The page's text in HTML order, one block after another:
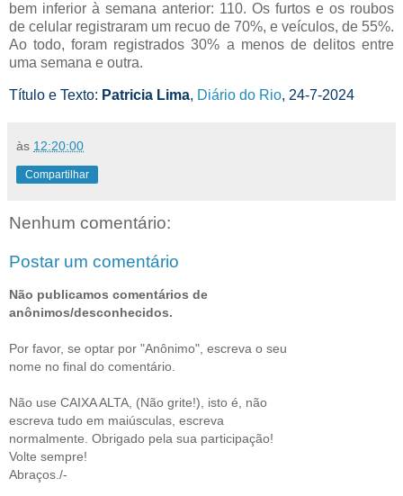
bem inferior à semana anterior: 110. Os furtos e os roubos
de celular registraram um recuo de 70%, e veículos, de 55%.
Ao todo, foram registrados 30% a menos de delitos entre
uma semana e outra.
Título e Texto: Patricia Lima, Diário do Rio, 24-7-2024
às 12:20:00
Compartilhar
Nenhum comentário:
Postar um comentário
Não publicamos comentários de
anônimos/desconhecidos.
Por favor, se optar por "Anônimo", escreva o seu
nome no final do comentário.
Não use CAIXA ALTA, (Não grite!), isto é, não
escreva tudo em maiúsculas, escreva
normalmente. Obrigado pela sua participação!
Volte sempre!
Abraços./-